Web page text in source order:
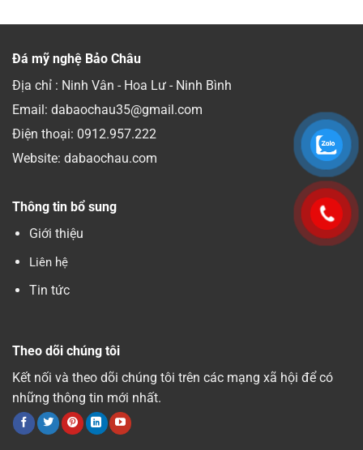
Đá mỹ nghệ Bảo Châu
Địa chỉ : Ninh Vân - Hoa Lư - Ninh Bình
Email: dabaochau35@gmail.com
Điện thoại: 0912.957.222
Website: dabaochau.com
Thông tin bổ sung
Giới thiệu
Liên hệ
Tin tức
Theo dõi chúng tôi
Kết nối và theo dõi chúng tôi trên các mạng xã hội để có
những thông tin mới nhất.